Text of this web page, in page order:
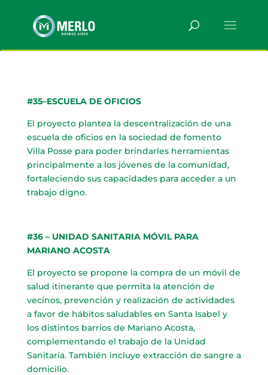
#35–ESCUELA DE OFICIOS
El proyecto plantea la descentralización de una
escuela de oficios en la sociedad de fomento
Villa Posse para poder brindarles herramientas
principalmente a los jóvenes de la comunidad,
fortaleciendo sus capacidades para acceder a un
trabajo digno.
#36 – UNIDAD SANITARIA MÓVIL PARA
MARIANO ACOSTA
El proyecto se propone la compra de un móvil de
salud itinerante que permita la atención de
vecinos, prevención y realización de actividades
a favor de hábitos saludables en Santa Isabel y
los distintos barrios de Mariano Acosta,
complementando el trabajo de la Unidad
Sanitaria. También incluye extracción de sangre a
domicilio.